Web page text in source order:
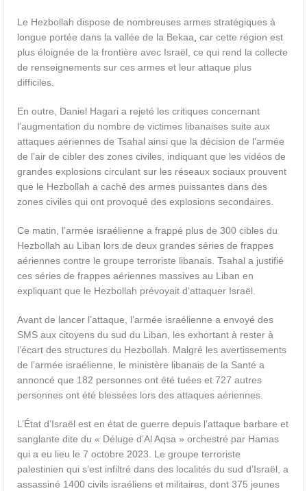
Le Hezbollah dispose de nombreuses armes stratégiques à
longue portée dans la vallée de la Bekaa, car cette région est
plus éloignée de la frontière avec Israël, ce qui rend la collecte
de renseignements sur ces armes et leur attaque plus
difficiles.
En outre, Daniel Hagari a rejeté les critiques concernant
l’augmentation du nombre de victimes libanaises suite aux
attaques aériennes de Tsahal ainsi que la décision de l’armée
de l’air de cibler des zones civiles, indiquant que les vidéos de
grandes explosions circulant sur les réseaux sociaux prouvent
que le Hezbollah a caché des armes puissantes dans des
zones civiles qui ont provoqué des explosions secondaires.
Ce matin, l’armée israélienne a frappé plus de 300 cibles du
Hezbollah au Liban lors de deux grandes séries de frappes
aériennes contre le groupe terroriste libanais. Tsahal a justifié
ces séries de frappes aériennes massives au Liban en
expliquant que le Hezbollah prévoyait d’attaquer Israël.
Avant de lancer l’attaque, l’armée israélienne a envoyé des
SMS aux citoyens du sud du Liban, les exhortant à rester à
l’écart des structures du Hezbollah. Malgré les avertissements
de l’armée israélienne, le ministère libanais de la Santé a
annoncé que 182 personnes ont été tuées et 727 autres
personnes ont été blessées lors des attaques aériennes.
L’État d’Israël est en état de guerre depuis l’attaque barbare et
sanglante dite du « Déluge d’Al Aqsa » orchestré par Hamas
qui a eu lieu le 7 octobre 2023. Le groupe terroriste
palestinien qui s’est infiltré dans des localités du sud d’Israël, a
assassiné 1400 civils israéliens et militaires, dont 375 jeunes